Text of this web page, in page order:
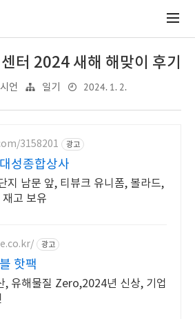
터 2024 새해 해맞이 후기
언 일기 2024. 1. 2.
3158201 광고
성종합상사
지 남문 앞, 티뷰크 유니폼, 볼라드,
고 보유
광고
핫팩
, 유해물질 Zero,2024년 신상, 기업